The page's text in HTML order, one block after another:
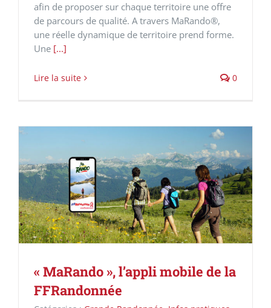
afin de proposer sur chaque territoire une offre
de parcours de qualité. A travers MaRando®,
une réelle dynamique de territoire prend forme.
Une [...]
Lire la suite 0
« MaRando », l’appli mobile de la
FFRandonnée